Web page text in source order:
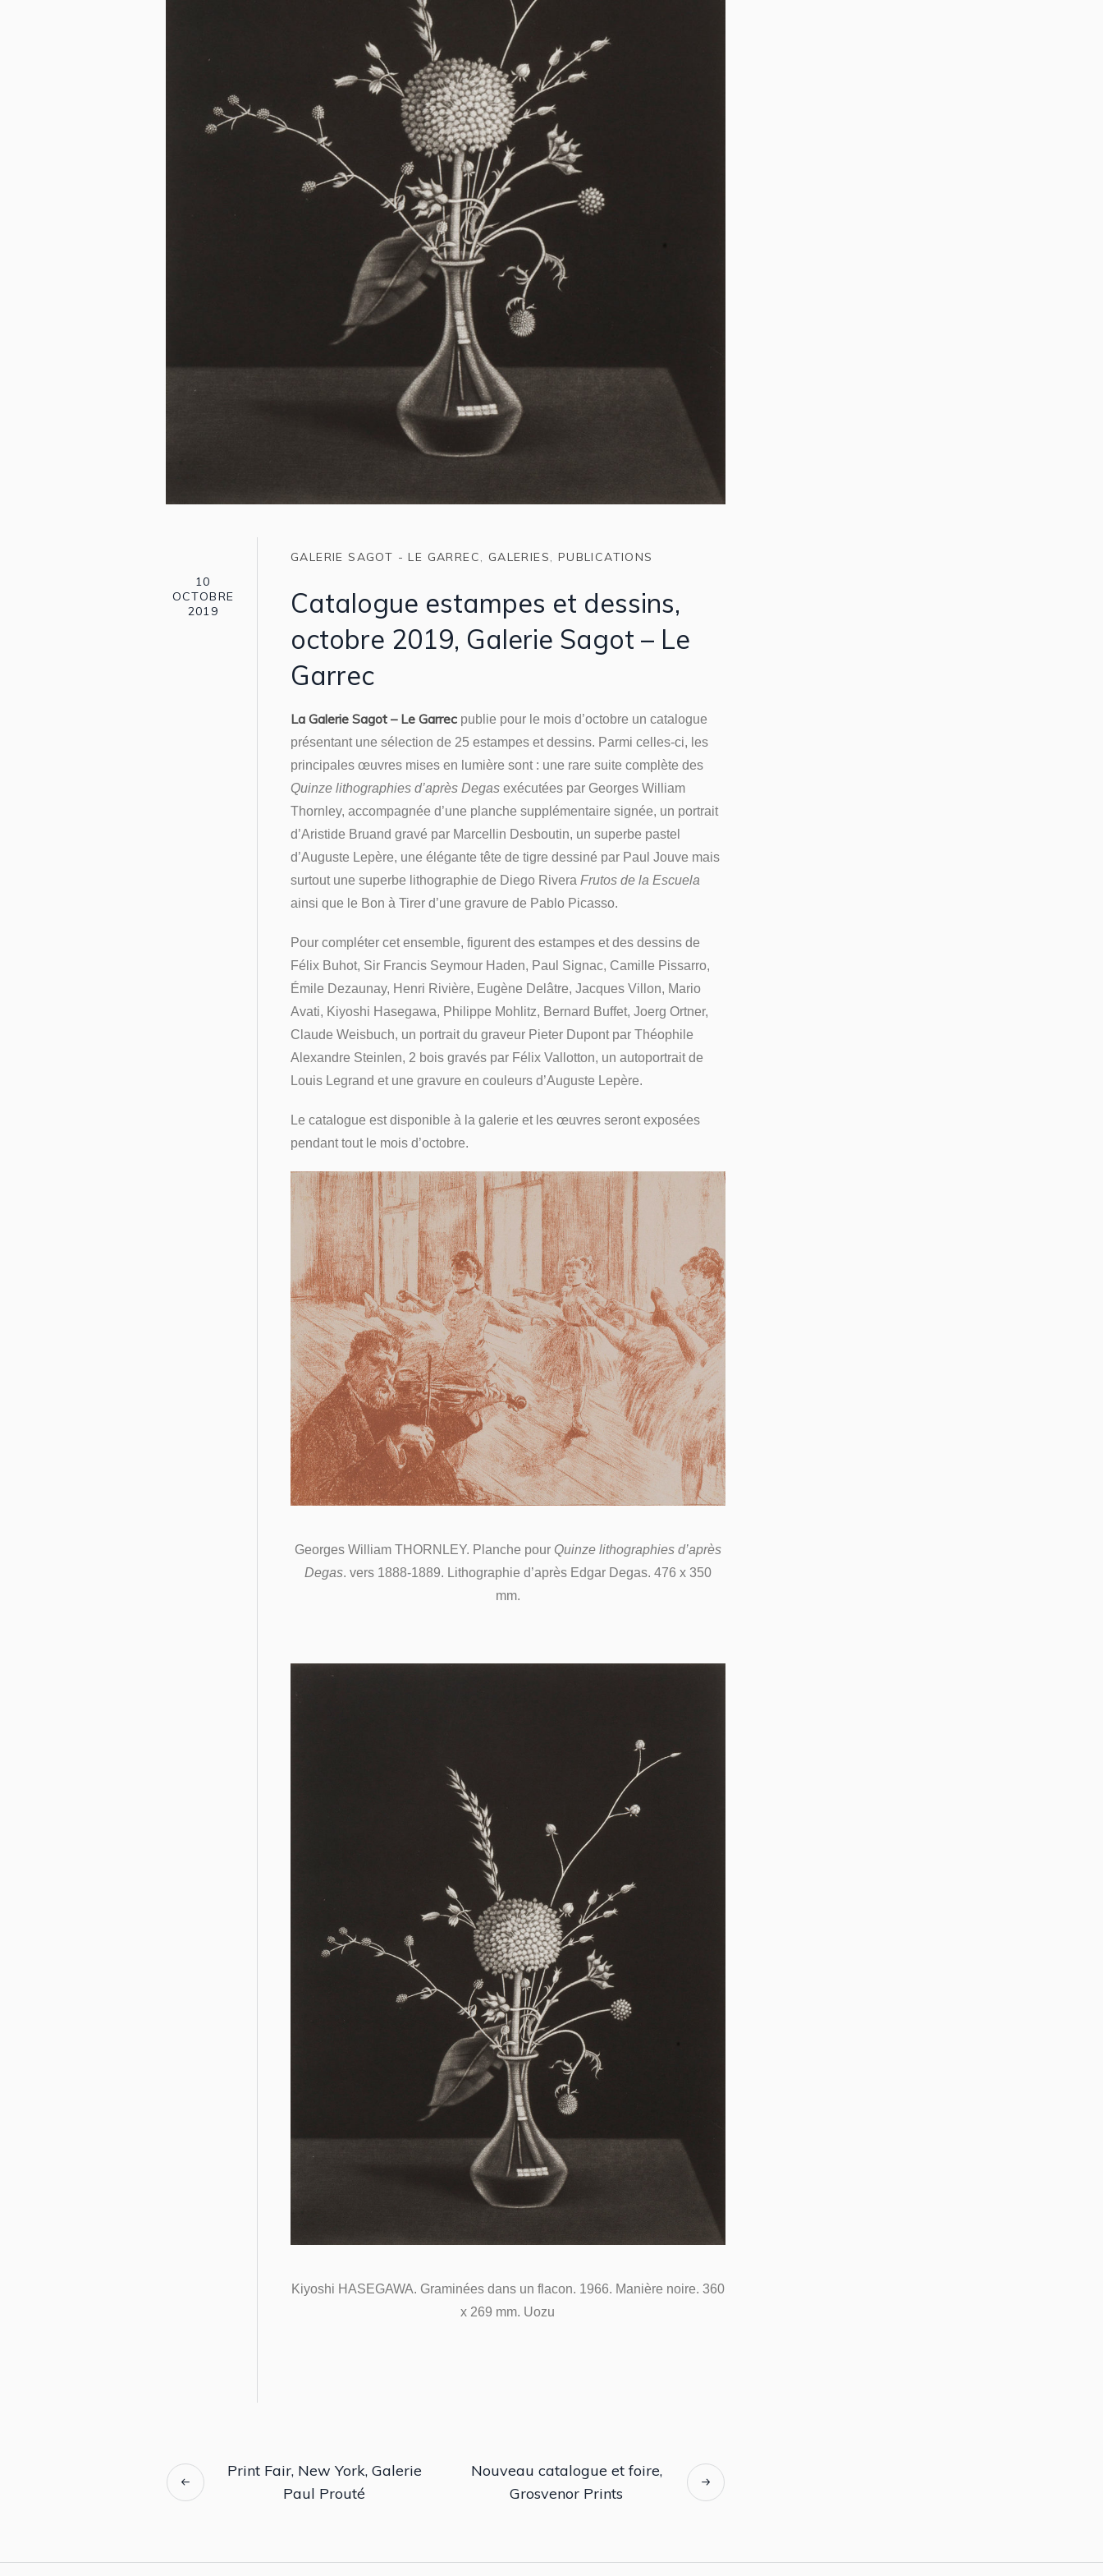
10
OCTOBRE
2019
GALERIE SAGOT - LE GARREC, GALERIES, PUBLICATIONS
Catalogue estampes et dessins,
octobre 2019, Galerie Sagot – Le
Garrec
La Galerie Sagot – Le Garrec publie pour le mois d’octobre un catalogue
présentant une sélection de 25 estampes et dessins. Parmi celles-ci, les
principales œuvres mises en lumière sont : une rare suite complète des
Quinze lithographies d’après Degas exécutées par Georges William
Thornley, accompagnée d’une planche supplémentaire signée, un portrait
d’Aristide Bruand gravé par Marcellin Desboutin, un superbe pastel
d’Auguste Lepère, une élégante tête de tigre dessiné par Paul Jouve mais
surtout une superbe lithographie de Diego Rivera Frutos de la Escuela
ainsi que le Bon à Tirer d’une gravure de Pablo Picasso.
Pour compléter cet ensemble, figurent des estampes et des dessins de
Félix Buhot, Sir Francis Seymour Haden, Paul Signac, Camille Pissarro,
Émile Dezaunay, Henri Rivière, Eugène Delâtre, Jacques Villon, Mario
Avati, Kiyoshi Hasegawa, Philippe Mohlitz, Bernard Buffet, Joerg Ortner,
Claude Weisbuch, un portrait du graveur Pieter Dupont par Théophile
Alexandre Steinlen, 2 bois gravés par Félix Vallotton, un autoportrait de
Louis Legrand et une gravure en couleurs d’Auguste Lepère.
Le catalogue est disponible à la galerie et les œuvres seront exposées
pendant tout le mois d’octobre.
Georges William THORNLEY. Planche pour Quinze lithographies d’après
Degas. vers 1888-1889. Lithographie d’après Edgar Degas. 476 x 350
mm.
Kiyoshi HASEGAWA. Graminées dans un flacon. 1966. Manière noire. 360
x 269 mm. Uozu
Print Fair, New York, Galerie
Paul Prouté
Nouveau catalogue et foire,
Grosvenor Prints